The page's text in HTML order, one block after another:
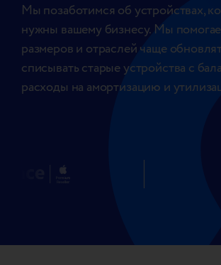
Мы позаботимся об устройствах,
нужны вашему бизнесу. Мы
размеров и отраслей чаще
списывать старые устройства с
расходы на амортизацию и